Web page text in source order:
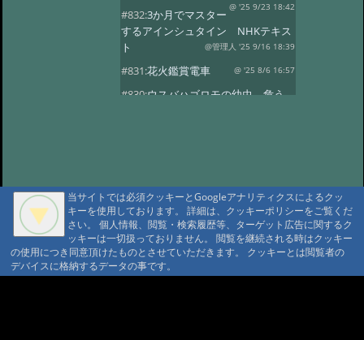
@ '25 9/23 18:42
#832:3か月でマスター
するアインシュタイン NHKテキス
ト
@管理人 '25 9/16 18:39
#831:花火鑑賞電車 @ '25 8/6 16:57
#830:ウスバハゴロモの幼虫、危う
#827:渋谷富ヶ谷でネマガリダケ
@ '25 6/22 14:18
#826: 使用電力量最少
記録達成!
@ '25 6/20 20:13
#825:停電 地域1580戸 @ '25 5/7 13:28
当サイトでは必須クッキーとGoogleアナリティクスによるクッ
キーを使用しております。 詳細は、クッキーポリシーをご覧くだ
さい。 個人情報、閲覧・検索履歴等、ターゲット広告に関するク
ッキーは一切扱っておりません。 閲覧を継続される時はクッキー
の使用につき同意頂けたものとさせていただきます。 クッキーとは閲覧者の
デバイスに格納するデータの事です。